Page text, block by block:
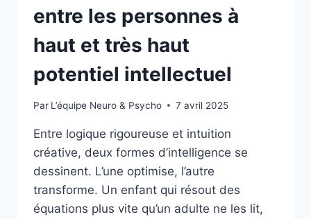
entre les personnes à
haut et très haut
potentiel intellectuel
Par L’équipe Neuro & Psycho 7 avril 2025
Entre logique rigoureuse et intuition
créative, deux formes d’intelligence se
dessinent. L’une optimise, l’autre
transforme. Un enfant qui résout des
équations plus vite qu’un adulte ne les lit,